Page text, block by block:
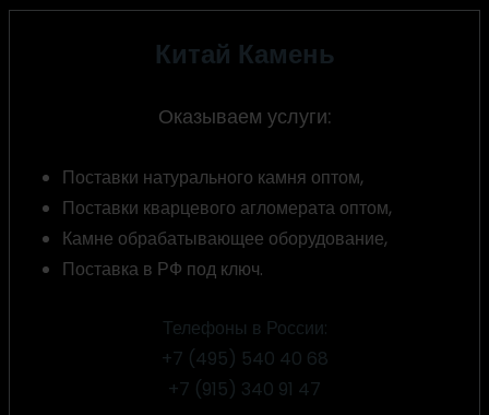
Китай Камень
Оказываем услуги:
Поставки натурального камня оптом,
Поставки кварцевого агломерата оптом,
Камне обрабатывающее оборудование,
Поставка в РФ под ключ.
Телефоны в России:
+7 (495) 540 40 68
+7 (915) 340 91 47